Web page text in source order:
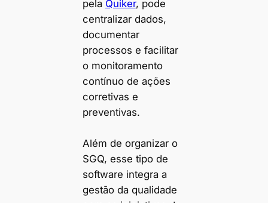
pela Quiker, pode
centralizar dados,
documentar
processos e facilitar
o monitoramento
contínuo de ações
corretivas e
preventivas.
Além de organizar o
SGQ, esse tipo de
software integra a
gestão da qualidade